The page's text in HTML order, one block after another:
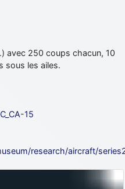
avec 250 coups chacun, 10
sous les ailes.
15
research/aircraft/